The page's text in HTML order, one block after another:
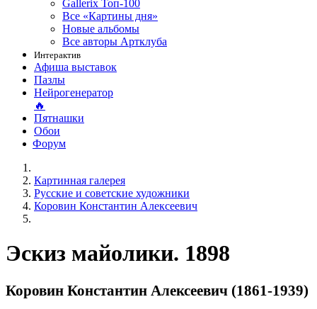
Gallerix Топ-100
Все «Картины дня»
Новые альбомы
Все авторы Артклуба
Интерактив
Афиша выставок
Пазлы
Нейрогенератор
🔥
Пятнашки
Обои
Форум
Картинная галерея
Русские и советские художники
Коровин Константин Алексеевич
Эскиз майолики. 1898
Коровин Константин Алексеевич (1861-1939)